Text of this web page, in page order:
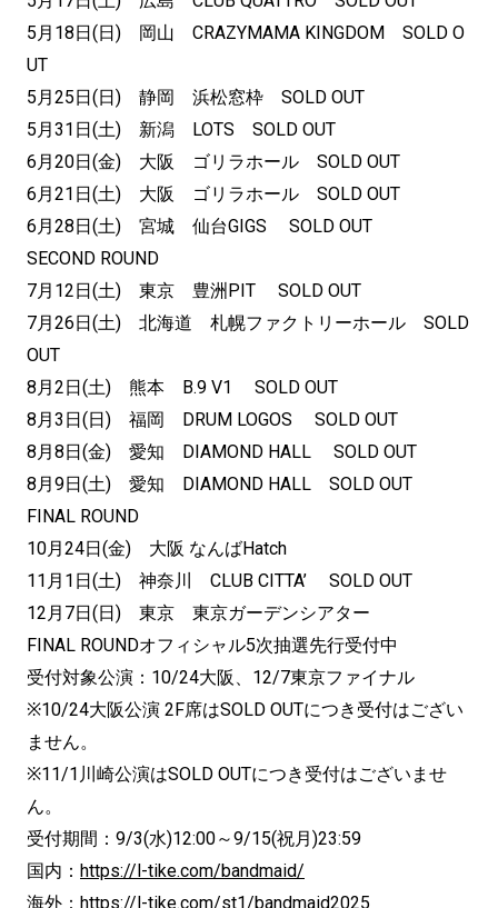
5月18日(日) 岡山 CRAZYMAMA KINGDOM SOLD O
UT
5月25日(日) 静岡 浜松窓枠 SOLD OUT
5月31日(土) 新潟 LOTS SOLD OUT
6月20日(金) 大阪 ゴリラホール SOLD OUT
6月21日(土) 大阪 ゴリラホール SOLD OUT
6月28日(土) 宮城 仙台GIGS SOLD OUT
SECOND ROUND
7月12日(土) 東京 豊洲PIT SOLD OUT
7月26日(土) 北海道 札幌ファクトリーホール SOLD
OUT
8月2日(土) 熊本 B.9 V1 SOLD OUT
8月3日(日) 福岡 DRUM LOGOS SOLD OUT
8月8日(金) 愛知 DIAMOND HALL SOLD OUT
8月9日(土) 愛知 DIAMOND HALL SOLD OUT
FINAL ROUND
10月24日(金) 大阪 なんばHatch
11月1日(土) 神奈川 CLUB CITTA’ SOLD OUT
12月7日(日) 東京 東京ガーデンシアター
FINAL ROUNDオフィシャル5次抽選先行受付中
受付対象公演：10/24大阪、12/7東京ファイナル
※10/24大阪公演 2F席はSOLD OUTにつき受付はござい
ません。
※11/1川崎公演はSOLD OUTにつき受付はございませ
ん。
受付期間：9/3(水)12:00～9/15(祝月)23:59
国内： https://l-tike.com/bandmaid/
海外： https://l-tike.com/st1/bandmaid2025